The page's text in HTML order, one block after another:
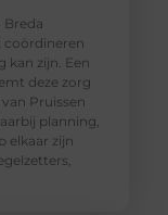
Breda
coördineren
kan zijn. Een
deze zorg
Pruissen
planning,
elkaar zijn